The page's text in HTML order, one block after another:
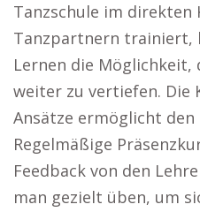
Tanzschule im
Tanzpartnern trainiert,
Lernen die Möglichkeit,
weiter zu vertiefen. Die
Ansätze ermöglicht
Regelmäßige
Feedback von den
man gezielt üben, um